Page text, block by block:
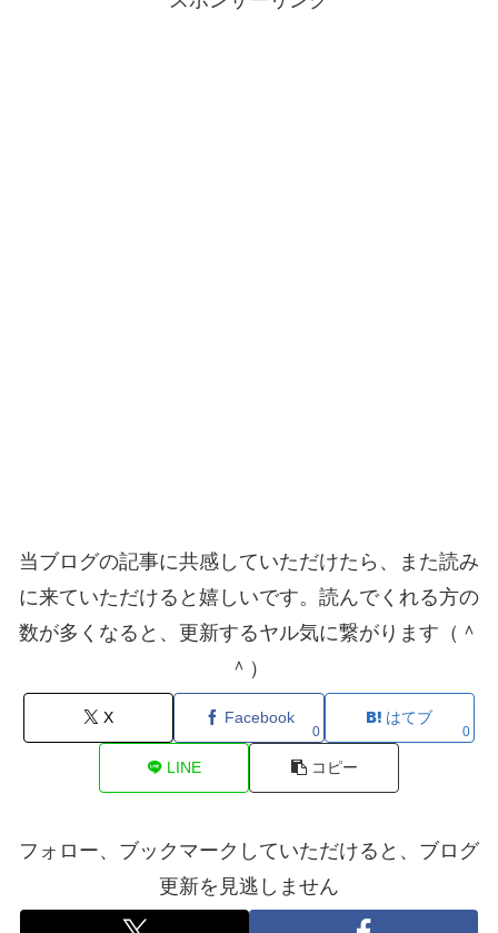
当ブログの記事に共感していただけたら、また読み
に来ていただけると嬉しいです。読んでくれる方の
数が多くなると、更新するヤル気に繋がります（＾
＾）
X Facebook
0
はてブ
0
LINE コピー
フォロー、ブックマークしていただけると、ブログ
更新を見逃しません